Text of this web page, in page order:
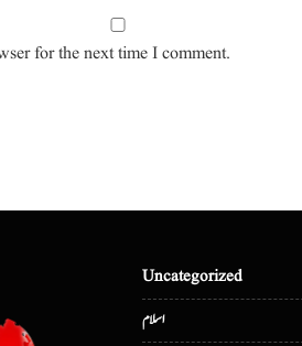
for the next time I comment.
Uncategorized
اسلام